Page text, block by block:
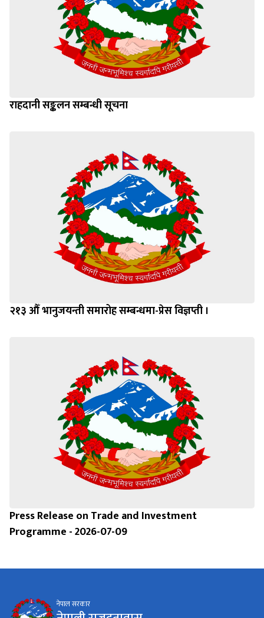
राहदानी सङ्कलन सम्बन्धी सूचना
२१३ औँ भानुजयन्ती समारोह सम्बन्धमा-प्रेस विज्ञप्ती ।
Press Release on Trade and Investment
Programme - 2026-07-09
नेपाल सरकार